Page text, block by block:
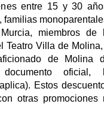
entre 15 y 30
familias
miembros de
Teatro Villa de
de Molina
documento oficial,
Estos
otras promociones